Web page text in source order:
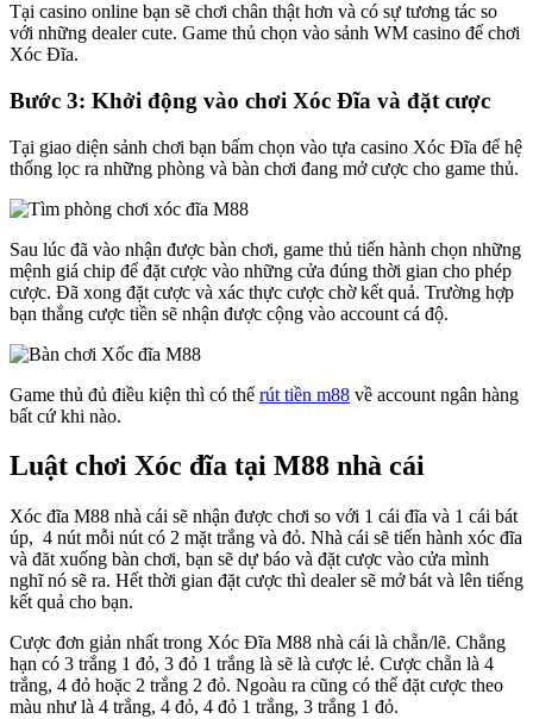
Tại casino online bạn sẽ chơi chân thật hơn và có sự tương tác so
với những dealer cute. Game thủ chọn vào sảnh WM casino để chơi
Xóc Đĩa.
Bước 3: Khởi động vào chơi Xóc Đĩa và đặt cược
Tại giao diện sảnh chơi bạn bấm chọn vào tựa casino Xóc Đĩa để hệ
thống lọc ra những phòng và bàn chơi đang mở cược cho game thủ.
Sau lúc đã vào nhận được bàn chơi, game thủ tiến hành chọn những
mệnh giá chip để đặt cược vào những cửa đúng thời gian cho phép
cược. Đã xong đặt cược và xác thực cược chờ kết quả. Trường hợp
bạn thắng cược tiền sẽ nhận được cộng vào account cá độ.
Game thủ đủ điều kiện thì có thể rút tiền m88 về account ngân hàng
bất cứ khi nào.
Luật chơi Xóc đĩa tại M88 nhà cái
Xóc đĩa M88 nhà cái sẽ nhận được chơi so với 1 cái đĩa và 1 cái bát
úp, 4 nút mỗi nút có 2 mặt trắng và đỏ. Nhà cái sẽ tiến hành xóc đĩa
và đăt xuống bàn chơi, bạn sẽ dự báo và đặt cược vào cửa mình
nghĩ nó sẽ ra. Hết thời gian đặt cược thì dealer sẽ mở bát và lên tiếng
kết quả cho bạn.
Cược đơn giản nhất trong Xóc Đĩa M88 nhà cái là chẵn/lẽ. Chẳng
hạn có 3 trắng 1 đỏ, 3 đỏ 1 trắng là sẽ là cược lẻ. Cược chẵn là 4
trắng, 4 đỏ hoặc 2 trắng 2 đỏ. Ngoàu ra cũng có thể đặt cược theo
màu như là 4 trắng, 4 đỏ, 4 đỏ 1 trắng, 3 trắng 1 đỏ.